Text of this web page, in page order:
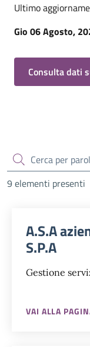
Ultimo
Gio 06 Agosto,
Consulta dati
cerca
9 elementi presenti
A.S.A
S.P.A
Gestione
VAI ALLA